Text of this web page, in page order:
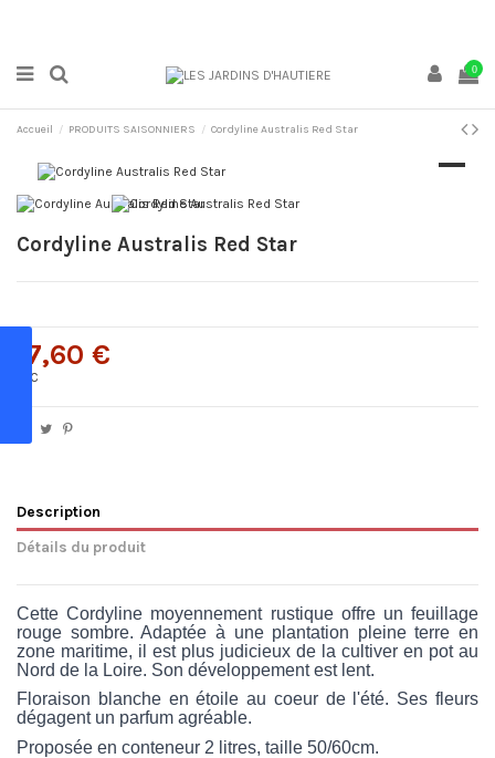
0
Accueil PRODUITS SAISONNIERS Cordyline Australis Red Star
Cordyline Australis Red Star
17,60 €
TTC
Description
Détails du produit
Cette Cordyline moyennement rustique offre un feuillage
rouge sombre. Adaptée à une plantation pleine terre en
zone maritime, il est plus judicieux de la cultiver en pot au
Nord de la Loire. Son développement est lent.
Floraison blanche en étoile au coeur de l'été. Ses fleurs
dégagent un parfum agréable.
Proposée en conteneur 2 litres, taille 50/60cm.